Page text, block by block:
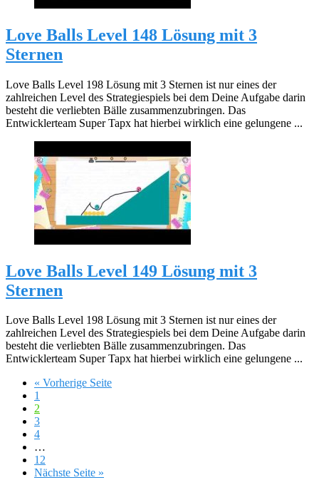
Love Balls Level 148 Lösung mit 3
Sternen
Love Balls Level 198 Lösung mit 3 Sternen ist nur eines der
zahlreichen Level des Strategiespiels bei dem Deine Aufgabe darin
besteht die verliebten Bälle zusammenzubringen. Das
Entwicklerteam Super Tapx hat hierbei wirklich eine gelungene ...
Love Balls Level 149 Lösung mit 3
Sternen
Love Balls Level 198 Lösung mit 3 Sternen ist nur eines der
zahlreichen Level des Strategiespiels bei dem Deine Aufgabe darin
besteht die verliebten Bälle zusammenzubringen. Das
Entwicklerteam Super Tapx hat hierbei wirklich eine gelungene ...
« Vorherige Seite
1
2
3
4
…
12
Nächste Seite »